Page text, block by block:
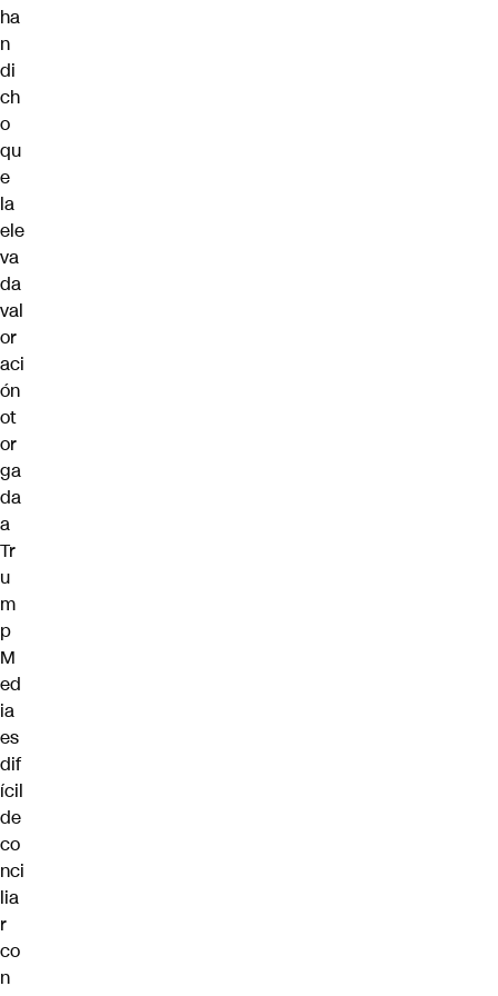
ha
n
di
ch
o
qu
e
la
ele
va
da
val
or
aci
ón
ot
or
ga
da
a
Tr
u
m
p
M
ed
ia
es
dif
ícil
de
co
nci
lia
r
co
n